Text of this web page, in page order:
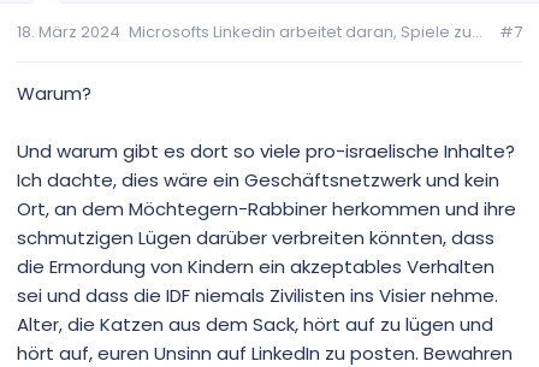
18. März 2024 Microsofts Linkedin arbeitet daran, Spiele zu... #7
Warum?
Und warum gibt es dort so viele pro-israelische Inhalte?
Ich dachte, dies wäre ein Geschäftsnetzwerk und kein
Ort, an dem Möchtegern-Rabbiner herkommen und ihre
schmutzigen Lügen darüber verbreiten könnten, dass
die Ermordung von Kindern ein akzeptables Verhalten
sei und dass die IDF niemals Zivilisten ins Visier nehme.
Alter, die Katzen aus dem Sack, hört auf zu lügen und
hört auf, euren Unsinn auf LinkedIn zu posten. Bewahren